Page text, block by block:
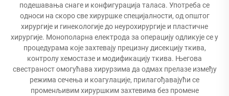
подешавања снаге и конфигурација таласа. Употреба се
односи на скоро све хируршке специјалности, од општог
хирургије и гинекологије до неурохирургије и пластичне
хирургије. Монополарна електрода за операцију одликује се у
процедурама које захтевају прецизну дисекцију ткива,
контролу хемостазе и модификацију ткива. Његова
свестраност омогућава хирурзима да одмах прелазе између
режима сечења и коагулације, прилагођавајући се
променљивим хируршким захтевима без промене